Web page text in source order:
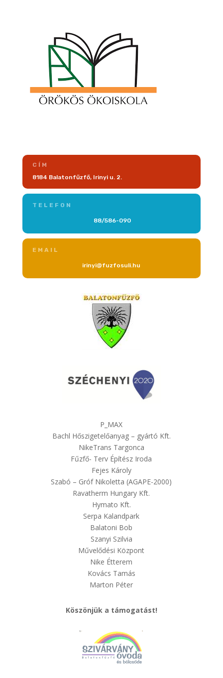
CÍM
8184 Balatonfűzfő, Irinyi u. 2.
TELEFON
88/586-090
EMAIL
irinyi@fuzfosuli.hu
P_MAX
Bachl Hőszigetelőanyag – gyártó Kft.
NikeTrans Targonca
Fűzfő- Terv Építész Iroda
Fejes Károly
Szabó – Gróf Nikoletta (AGAPE-2000)
Ravatherm Hungary Kft.
Hymato Kft.
Serpa Kalandpark
Balatoni Bob
Szanyi Szilvia
Művelődési Központ
Nike Étterem
Kovács Tamás
Marton Péter
Köszönjük a támogatást!